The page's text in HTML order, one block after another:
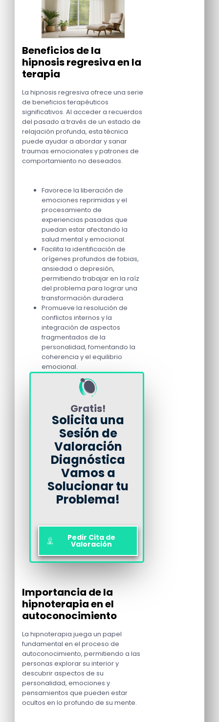
Beneficios de la
hipnosis regresiva en la
terapia
La hipnosis regresiva ofrece una serie
de beneficios terapéuticos
significativos. Al acceder a recuerdos
del pasado a través de un estado de
relajación profunda, esta técnica
puede ayudar a abordar y sanar
traumas emocionales y patrones de
comportamiento no deseados.
Favorece la liberación de
emociones reprimidas y el
procesamiento de
experiencias pasadas que
puedan estar afectando la
salud mental y emocional.
Facilita la identificación de
orígenes profundos de fobias,
ansiedad o depresión,
permitiendo trabajar en la raíz
del problema para lograr una
transformación duradera.
Promueve la resolución de
conflictos internos y la
integración de aspectos
fragmentados de la
personalidad, fomentando la
coherencia y el equilibrio
emocional.
Gratis!
Solicita una
Sesión de
Valoración
Diagnóstica
Vamos a
Solucionar tu
Problema!
Pedir Cita de
Valoración
Importancia de la
hipnoterapia en el
autoconocimiento
La hipnoterapia juega un papel
fundamental en el proceso de
autoconocimiento, permitiendo a las
personas explorar su interior y
descubrir aspectos de su
personalidad, emociones y
pensamientos que pueden estar
ocultos en lo profundo de su mente.